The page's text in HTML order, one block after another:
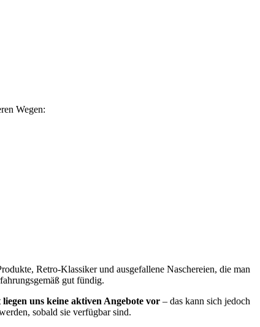
Wegen:
Retro-Klassiker und ausgefallene Naschereien, die man
gut fündig.
uns keine aktiven Angebote vor – das kann sich jedoch
sobald sie verfügbar sind.